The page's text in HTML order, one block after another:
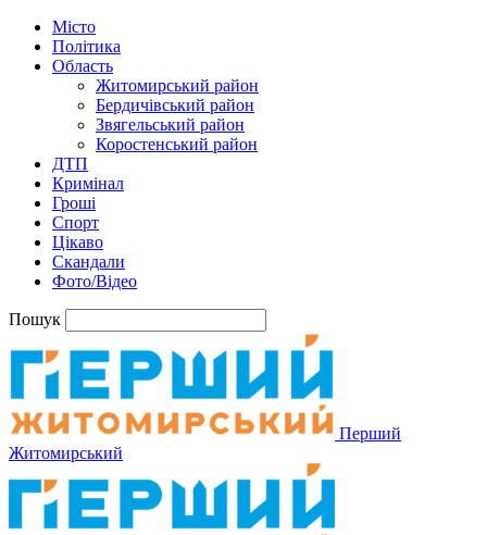
Місто
Політика
Область
Житомирський район
Бердичівський район
Звягельський район
Коростенський район
ДТП
Кримінал
Гроші
Спорт
Цікаво
Скандали
Фото/Відео
Пошук
Перший
Житомирський